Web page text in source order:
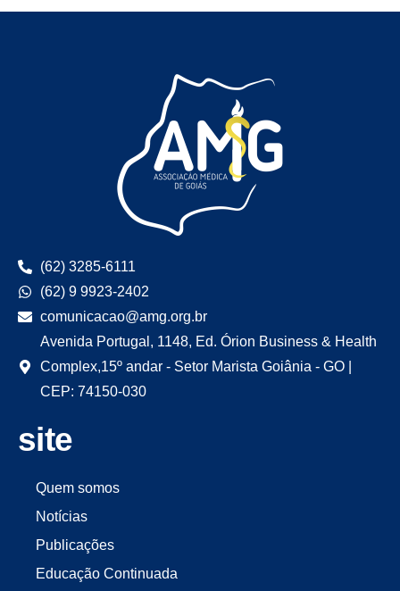
(62) 3285-6111
(62) 9 9923-2402
comunicacao@amg.org.br
Avenida Portugal, 1148, Ed. Órion Business & Health
Complex,15º andar - Setor Marista Goiânia - GO |
CEP: 74150-030
site
Quem somos
Notícias
Publicações
Educação Continuada